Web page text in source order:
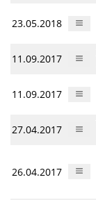
23.05.2018
11.09.2017
11.09.2017
27.04.2017
26.04.2017